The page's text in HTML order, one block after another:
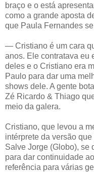
braço e o está
como a grande aposta
que Paula Fernandes
— Cristiano é um cara
anos. Ele contratava eu
deles e o Cristiano era
Paulo para dar uma
shows dele. A gente
Zé Ricardo & Thiago
meio da galera.
Cristiano, que levou a
intérprete da versão
Salve Jorge (Globo), se
para dar continuidade
referência para várias